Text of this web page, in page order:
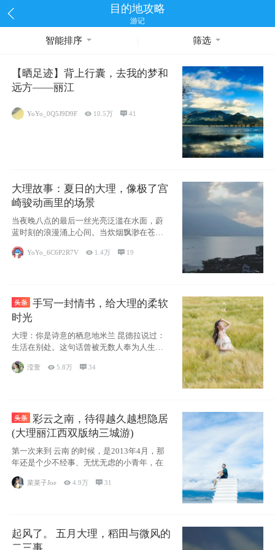
目的地攻略
游记
智能排序 筛选
【晒足迹】背上行囊，去我的梦和
远方——丽江
YoYo_0Q5J9D9F  10.5万 41
大理故事：夏日的大理，像极了宫
崎骏动画里的场景
当夜晚八点的最后一丝光亮泛滥在水面，蔚
蓝时刻的浪漫涌上心间。当炊烟飘渺在苍山
YoYo_6C6P2R7V  1.4万  19
手写一封情书，给大理的柔软
时光
大理：你是诗意的栖息地米兰 昆德拉说过：
生活在别处。这句话曾被无数人奉为人生信
条，并
滢萱 5.8万 34
彩云之南，待得越久越想隐居
(大理丽江西双版纳三城游)
第一次来到 云南 的时候，是2013年4月，那
年还是个少不经事、无忧无虑的小青年，在
菜菜子Joe 4.9万  31
起风了。 五月大理，稻田与微风的